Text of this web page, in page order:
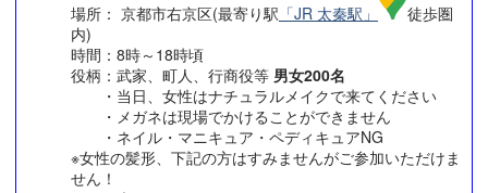
場所： 京都市右京区(最寄り駅 「JR 太秦駅」
徒歩圏
内)
時間：8時～18時頃
役柄：武家、町人、行商役等 男女200名
・当日、女性はナチュラルメイクで来てください
・メガネは現場でかけることができません
・ネイル・マニキュア・ペディキュアNG
※女性の髪形、下記の方はすみませんがご参加いただけま
せん！